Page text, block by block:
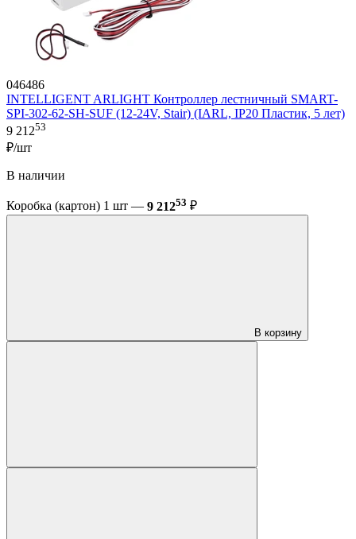
046486
INTELLIGENT ARLIGHT Контроллер лестничный SMART-
SPI-302-62-SH-SUF (12-24V, Stair) (IARL, IP20 Пластик, 5 лет)
9 21253
₽/шт
В наличии
Коробка (картон) 1 шт — 9 21253 ₽
В корзину